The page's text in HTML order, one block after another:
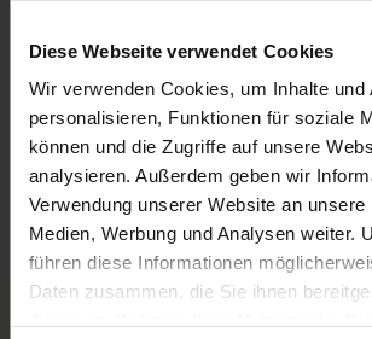
Diese Webseite verwendet Cookies
Wir verwenden Cookies, um Inhalte und
personalisieren, Funktionen für soziale
können und die Zugriffe auf unsere
analysieren. Außerdem geben wir
Verwendung unserer Website an
Medien, Werbung und Analysen weiter.
führen diese Informationen
Daten zusammen, die Sie ihnen
Familienbetrieb mit Tradition
Wir von Henico kaufen Ihre Loks,
Sowohl vom Modellbahner wie
Sammler und Liebhaber.